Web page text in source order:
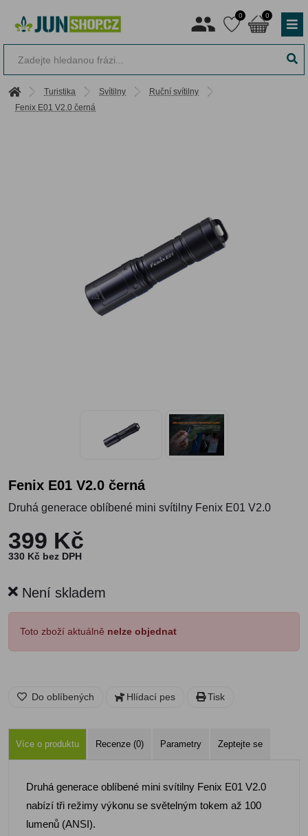
0 0
Turistika Svítilny
Ruční svítilny
Fenix E01 V2.0 černá
Fenix E01 V2.0 černá
Druhá generace oblíbené mini svítilny Fenix E01 V2.0
399 Kč
330 Kč bez DPH
Není skladem
Toto zboží aktuálně nelze objednat
Do oblíbených Hlídací pes Tisk
Více o produktu Recenze (0) Parametry Zeptejte se
Druhá generace oblíbené mini svítilny Fenix E01 V2.0
nabízí tři režimy výkonu se světelným tokem až 100
lumenů (ANSI).